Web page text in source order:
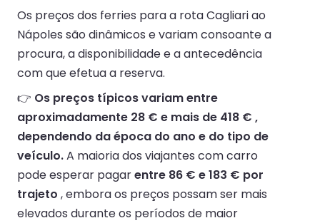
Os preços dos ferries para a rota Cagliari ao
Nápoles são dinâmicos e variam consoante a
procura, a disponibilidade e a antecedência
com que efetua a reserva.
👉 Os preços típicos variam entre
aproximadamente 28 € e mais de 418 € ,
dependendo da época do ano e do tipo de
veículo.A maioria dos viajantes com carro
pode esperar pagarentre 86 € e 183 € por
trajeto , embora os preços possam ser mais
elevados durante os períodos de maior